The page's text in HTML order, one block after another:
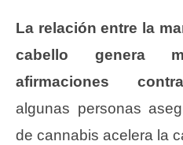
La relación entre la
cabello genera
afirmaciones
algunas personas
de cannabis acelera la